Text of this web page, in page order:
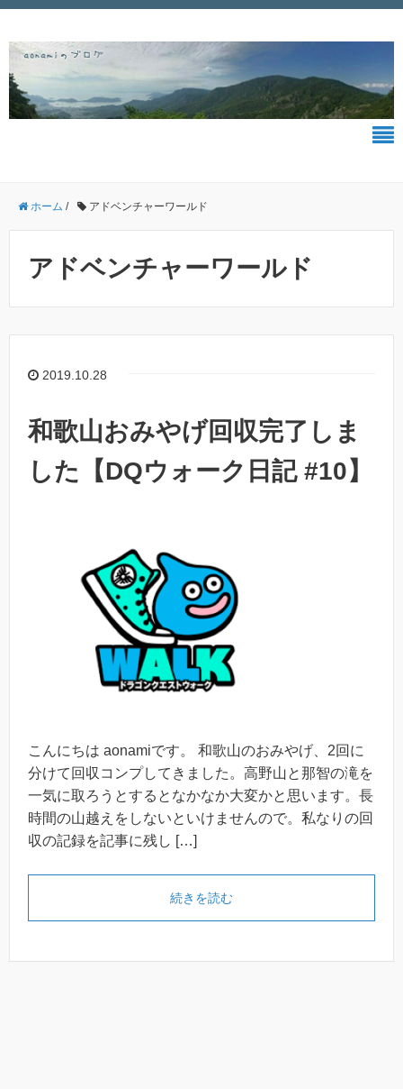
ホーム / アドベンチャーワールド
アドベンチャーワールド
2019.10.28
和歌山おみやげ回収完了しま
した【DQウォーク日記 #10】
こんにちは aonamiです。 和歌山のおみやげ、2回に
分けて回収コンプしてきました。高野山と那智の滝を
一気に取ろうとするとなかなか大変かと思います。長
時間の山越えをしないといけませんので。私なりの回
収の記録を記事に残し […]
続きを読む